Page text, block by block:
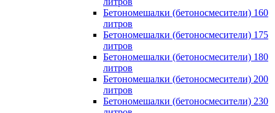
Бетономешалки (бетоносмесители) 160
литров
Бетономешалки (бетоносмесители) 175
литров
Бетономешалки (бетоносмесители) 180
литров
Бетономешалки (бетоносмесители) 200
литров
Бетономешалки (бетоносмесители) 230